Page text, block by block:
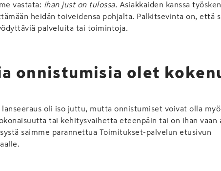
vastata: ihan just on tulossa.
Asiakkaiden kanssa
heidän toiveidensa pohjalta. Palkitsevinta on, että
palveluita tai toimintoja.
onnistumisia olet
oli iso juttu, mutta onnistumiset voivat olla
tai kehitysvaihetta eteenpäin tai on ihan vaan
saimme parannettua Toimitukset-palvelun etusivun